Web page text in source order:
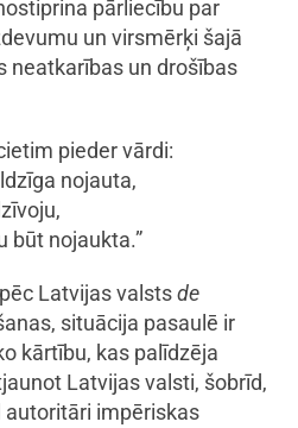
pārliecību par
un virsmērķi šajā
neatkarības un drošības
pieder vārdi:
nojauta,
būt nojaukta.”
Latvijas valstsde
situācija pasaulē ir
kārtību, kas palīdzēja
Latvijas valsti, šobrīd,
impēriskas